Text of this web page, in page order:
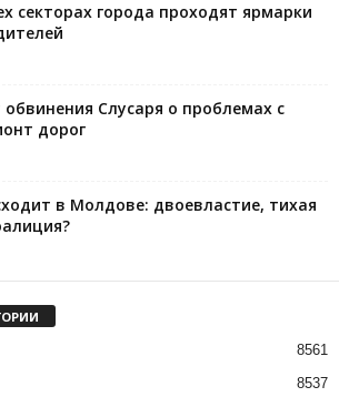
секторах города проходят ярмарки
Слусаря о проблемах с
дорог
в Молдове: двоевластие, тихая
8561
8537